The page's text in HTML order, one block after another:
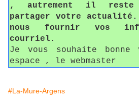
, autrement il
partager votre actualité.
nous fournir vos
courriel.
Je vous souhaite
espace , le webmaster
#La-Mure-Argens